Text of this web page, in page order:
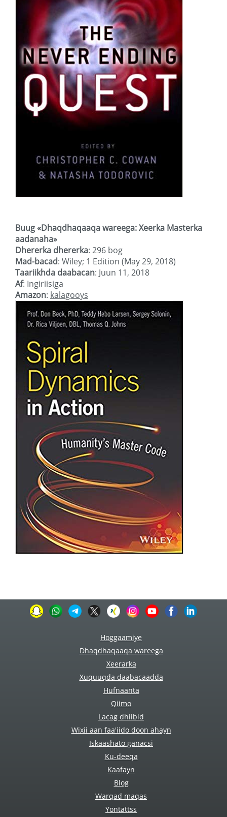
Buug «Dhaqdhaqaaqa wareega: Xeerka Masterka
aadanaha»
Dhererka dhererka: 296 bog
Mad-bacad: Wiley; 1 Edition (May 29, 2018)
Taariikhda daabacan: Juun 11, 2018
Af: Ingiriisiga
Amazon: kalagooys
Hoggaamiye
Dhaqdhaqaaqa wareega
Xeerarka
Xuquuqda daabacaadda
Hufnaanta
Qiimo
Lacag dhiibid
Wixii aan faa'iido doon ahayn
Iskaashato ganacsi
Ku-deeqa
Kaafayn
Blog
Warqad maqas
Yontattss